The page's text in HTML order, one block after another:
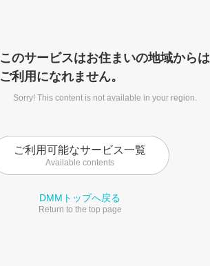
このサービスはお住まいの地域からは
ご利用になれません。
Sorry! This content is not available in your region.
ご利用可能なサービス一覧
Available contents
DMMトップへ戻る
Return to the top page